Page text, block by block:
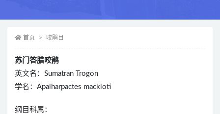
首页 咬鹃目
苏门答腊咬鹃
英文名：Sumatran Trogon
学名：Apalharpactes mackloti
纲目科属：